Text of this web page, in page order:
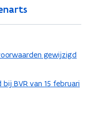
gewijzigd
BVR van 15 februari